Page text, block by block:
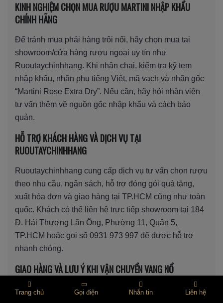
KINH NGHIỆM CHỌN MUA RƯỢU MARTINI NHẬP KHẨU
CHÍNH HÃNG
Để tránh mua phải hàng trôi nổi, hãy chọn mua tại
showroom/cửa hàng rượu ngoại uy tín như
Ruoutaychinhhang. Khi nhận chai, kiểm tra kỹ tem
nhập khẩu, nhãn phụ tiếng Việt, mã vạch và nhãn gốc
“Martini Rose Extra Dry”. Nếu cần, hãy hỏi nhân viên
tư vấn thêm về nguồn gốc nhập khẩu và cách bảo
quản.
HỖ TRỢ KHÁCH HÀNG VÀ DỊCH VỤ TẠI
RUOUTAYCHINHHANG
Ruoutaychinhhang cung cấp dịch vụ tư vấn chọn rượu
theo nhu cầu, ngân sách, hỗ trợ đóng gói quà tặng,
xuất hóa đơn và giao hàng tại TP.HCM cũng như toàn
quốc. Khách có thể liên hệ trực tiếp showroom tại 184
Đ. Hải Thượng Lãn Ông, Phường 11, Quận 5,
TP.HCM hoặc gọi số 0931 973 997 để được hỗ trợ
nhanh chóng.
GIAO HÀNG VÀ LƯU Ý KHI VẬN CHUYỂN VANG NỔ
Khi giao hàng, vang nổ nên được đóng gói cẩn thận,
Trang chủ Gọi điện Nhắn tin Liên hệ